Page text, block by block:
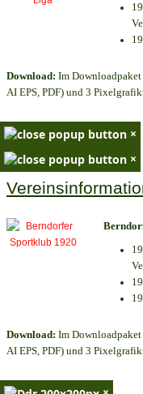
Download: Im
AI EPS, PDF) und 3
×
×
Download: Im
AI EPS, PDF) und 3